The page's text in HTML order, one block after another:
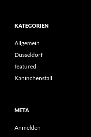
KATEGORIEN
Allgemein
Düsseldorf
featured
Kaninchenstall
META
Anmelden